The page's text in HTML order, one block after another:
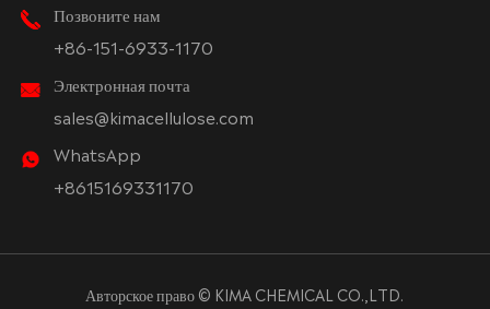
Позвоните нам
+86-151-6933-1170
Электронная почта
sales@kimacellulose.com
WhatsApp
+8615169331170
Авторское право © KIMA CHEMICAL CO.,LTD.